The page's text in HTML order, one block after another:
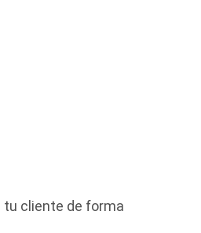
tu cliente de forma